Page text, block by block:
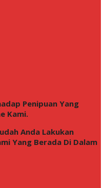
Penipuan Yang
Kami.
Anda Lakukan
Yang Berada Di Dalam